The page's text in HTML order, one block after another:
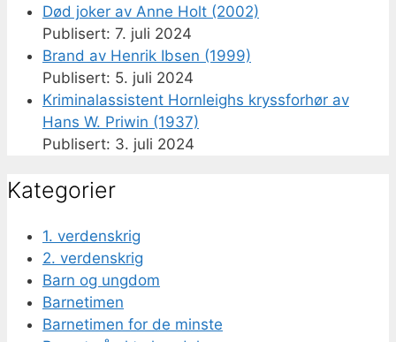
Død joker av Anne Holt (2002)
7. juli 2024
Brand av Henrik Ibsen (1999)
5. juli 2024
Kriminalassistent Hornleighs kryssforhør av
Hans W. Priwin (1937)
3. juli 2024
Kategorier
1. verdenskrig
2. verdenskrig
Barn og ungdom
Barnetimen
Barnetimen for de minste